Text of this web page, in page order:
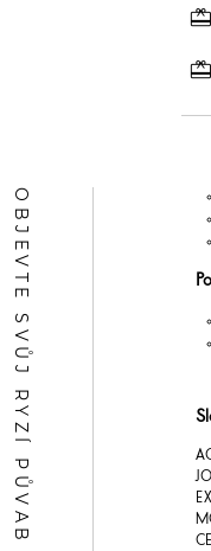
redeem
redeem
OBJEVTE SVŮJ RYZÍ PŮVAB